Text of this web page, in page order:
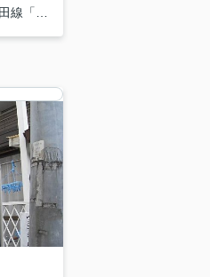
駅徒歩14分